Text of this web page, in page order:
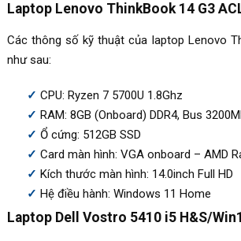
Laptop Lenovo ThinkBook 14 G3
Các thông số kỹ thuật của laptop Lenovo
như sau:
CPU: Ryzen 7 5700U 1.8Ghz
RAM: 8GB (Onboard) DDR4, Bus
Ổ cứng: 512GB SSD
Card màn hình: VGA onboard – AMD
Kích thước màn hình: 14.0inch Full HD
Hệ điều hành: Windows 11 Home
Laptop Dell Vostro 5410 i5 H&S/